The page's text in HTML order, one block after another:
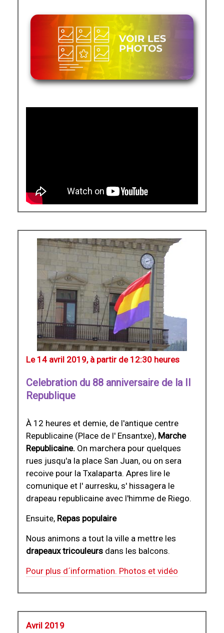
Le 14 avril 2019, à partir de 12:30 heures
Celebration du 88 anniversaire de la II
Republique
À 12 heures et demie, de l'antique centre
Republicaine (Place de l' Ensantxe), Marche
Republicaine. On marchera pour quelques
rues jusqu'a la place San Juan, ou on sera
recoive pour la Txalaparta. Apres lire le
comunique et l' aurresku, s' hissagera le
drapeau republicaine avec l'himme de Riego.
Ensuite, Repas populaire
Nous animons a tout la ville a mettre les
drapeaux tricouleurs dans les balcons.
Pour plus d´information. Photos et vidéo
Avril 2019